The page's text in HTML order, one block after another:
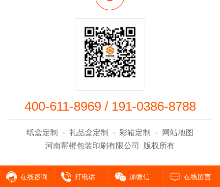
400-611-8969/ 191-0386-8788
纸盒定制 - 礼品盒定制 - 彩箱定制 - 网站地图
河南帮橙包装印刷有限公司 版权所有
在线咨询 打电话 加微信 在线留言